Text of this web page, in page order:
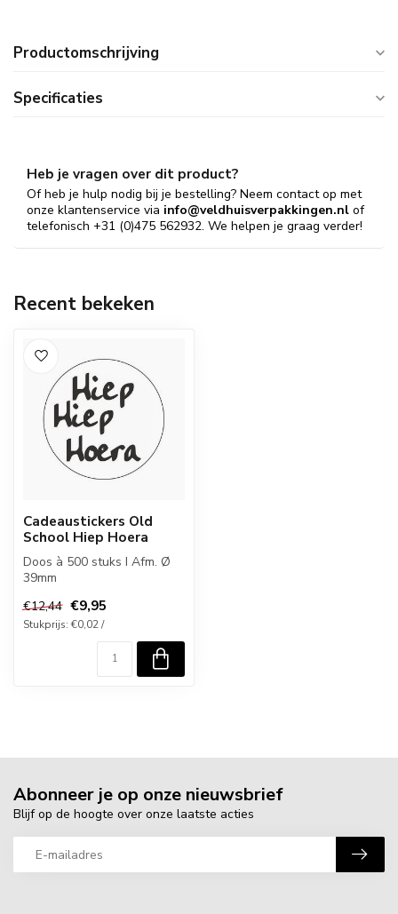
Productomschrijving
Specificaties
Heb je vragen over dit product?
Of heb je hulp nodig bij je bestelling? Neem contact op met
onze klantenservice via info@veldhuisverpakkingen.nl of
telefonisch +31 (0)475 562932. We helpen je graag verder!
Recent bekeken
Cadeaustickers Old
School Hiep Hoera
Doos à 500 stuks I Afm. Ø
39mm
€12,44 €9,95
Stukprijs: €0,02 /
Abonneer je op onze nieuwsbrief
Blijf op de hoogte over onze laatste acties